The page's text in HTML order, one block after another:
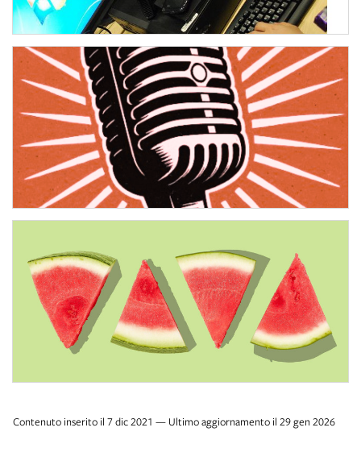
POSTAZIONI PER EDITING E POST
PRODUZIONE AUDIO/VIDEO
Vuoi montare video? Audio? Tutt'e due? Ti interessa
produrre beat?
Incursioni musicali per ragazze e ragazzi tra i 16 e i 25 anni
OAESTATE 2026
Contenuto inserito il 7 dic 2021 — Ultimo aggiornamento il 29 gen 2026